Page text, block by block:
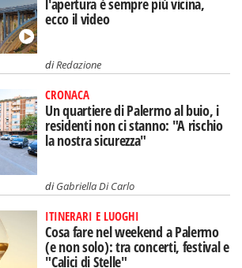
l'apertura è sempre più vicina,
ecco il video
diRedazione
CRONACA
Un quartiere di Palermo al buio, i
residenti non ci stanno: "A rischio
la nostra sicurezza"
diGabriella Di Carlo
ITINERARI E LUOGHI
Cosa fare nel weekend a Palermo
(e non solo): tra concerti, festival e
"Calici di Stelle"